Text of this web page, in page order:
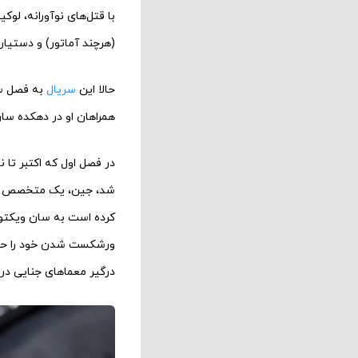
با قتل‌های نوآورانه،
(هرچند آماتور) و
حالا این سریال به فصل
همراهان او در دهکده
شد، جین، یک متخصص
کرده است به سان
ورشکست شدن خود را حل
درگیر معماهای جنایی